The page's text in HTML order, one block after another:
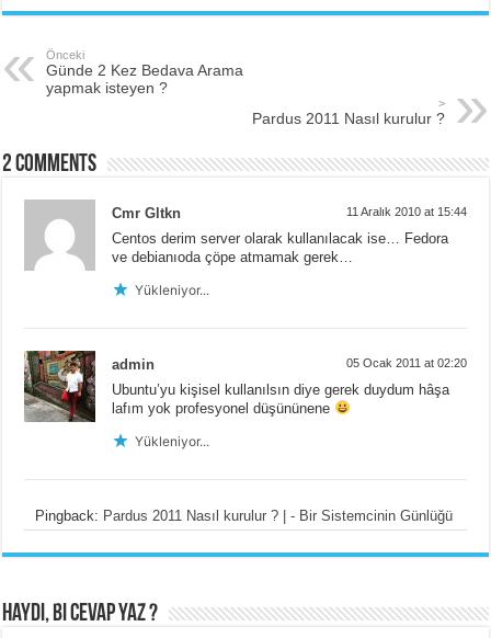
Önceki
Günde 2 Kez Bedava Arama
yapmak isteyen ?
>
Pardus 2011 Nasıl kurulur ?
2 comments
Cmr Gltkn 11 Aralık 2010 at 15:44
Centos derim server olarak kullanılacak ise… Fedora
ve debianıoda çöpe atmamak gerek…
Yükleniyor...
admin 05 Ocak 2011 at 02:20
Ubuntu’yu kişisel kullanılsın diye gerek duydum hâşa
lafım yok profesyonel düşününene
Yükleniyor...
Pingback: Pardus 2011 Nasıl kurulur ? | - Bir Sistemcinin Günlüğü
Haydi, Bi cevap yaz ?